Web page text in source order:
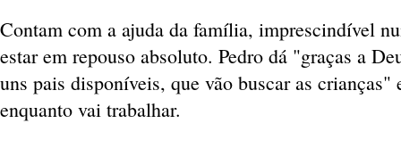
Contam com a ajuda da família, imprescindível
estar em repouso absoluto. Pedro dá "graças a
uns pais disponíveis, que vão buscar as crianças"
enquanto vai trabalhar.